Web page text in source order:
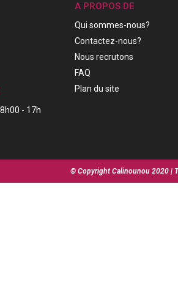
- 17h
A PROPOS DE
Qui sommes-nous?
Contactez-nous?
Nous recrutons
FAQ
Plan du site
© Copyright Calinounou 2020 |